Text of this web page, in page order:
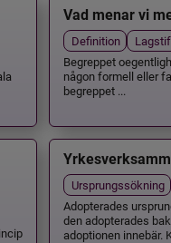
Vad menar vi
Definition
Begreppet
någon formell eller
begreppet ...
Ursprungssökning
Adopterades
den adopterades
adoptionen innebär.